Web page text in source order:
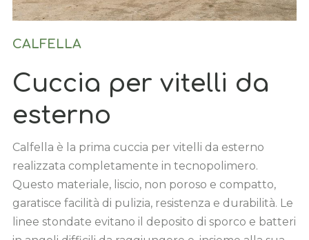
CALFELLA
Cuccia per vitelli da
esterno
Calfella è la prima cuccia per vitelli da esterno
realizzata completamente in tecnopolimero.
Questo materiale, liscio, non poroso e compatto,
garatisce facilità di pulizia, resistenza e durabilità. Le
linee stondate evitano il deposito di sporco e batteri